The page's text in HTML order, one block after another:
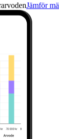
Jämför